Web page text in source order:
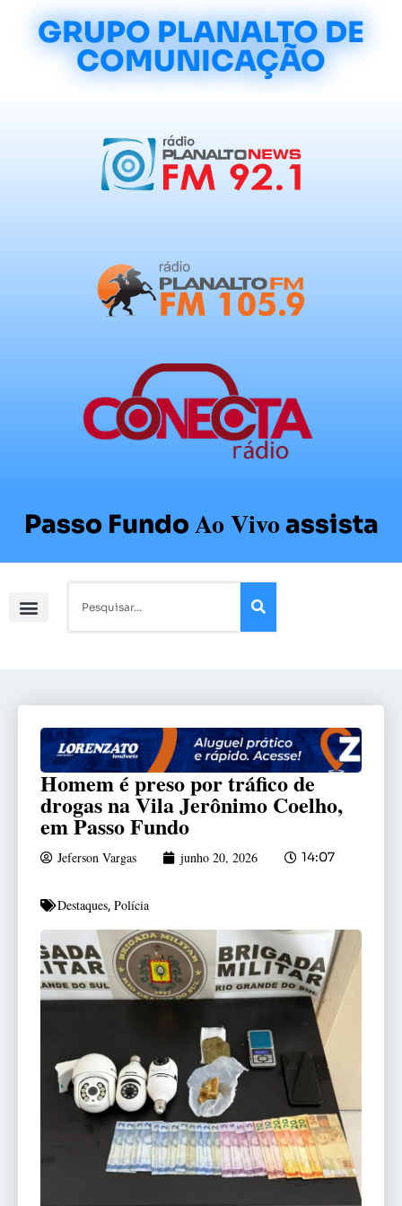
GRUPO PLANALTO DE
COMUNICAÇÃO
Passo FundoAo Vivoassista
Homem é preso por tráfico de
drogas na Vila Jerônimo Coelho,
em Passo Fundo
Jeferson Vargas junho 20, 2026 14:07
Destaques, Polícia